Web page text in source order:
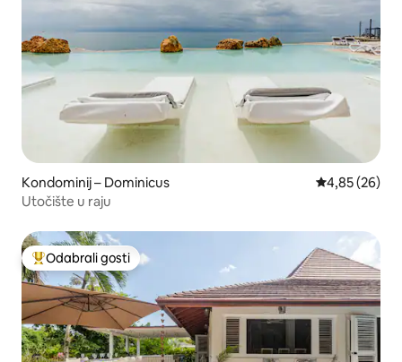
Kondominij – Dominicus Prosječna
4,85 (26)
Utočište u raju
Među najviše rangiranima s oznakom „Odabrali gosti”
Odabrali gosti